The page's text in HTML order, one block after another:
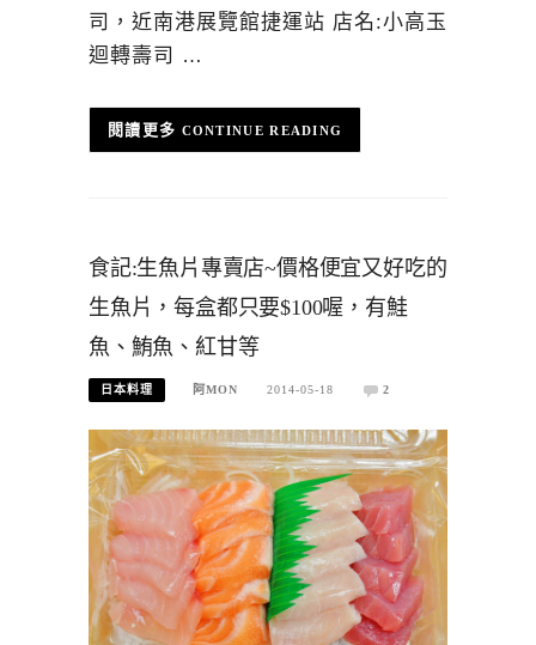
司，近南港展覽館捷運站 店名:小高玉
迴轉壽司 …
CONTINUE READING
食記:生魚片專賣店~價格便宜又好吃的
生魚片，每盒都只要$100喔，有鮭
魚、鮪魚、紅甘等
日本料理 阿MON 2014-05-18 2